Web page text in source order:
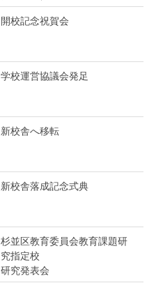
開校記念祝賀会
学校運営協議会発足
新校舎へ移転
新校舎落成記念式典
杉並区教育委員会教育課題研
究指定校
研究発表会